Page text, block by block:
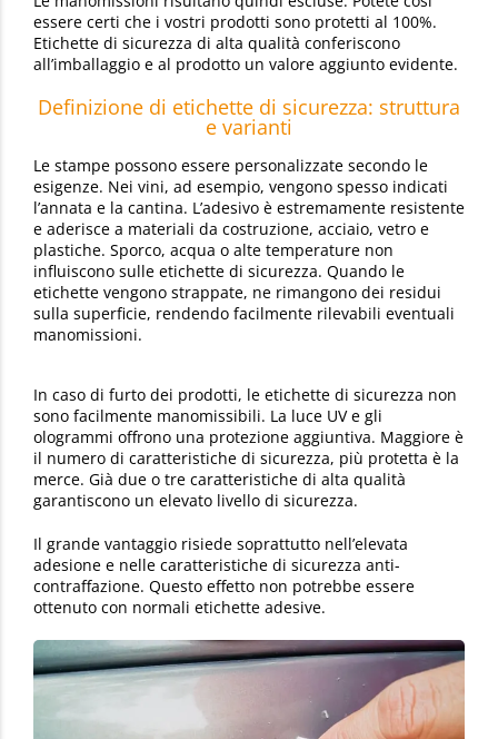
essere certi che i vostri prodotti sono protetti al 100%.
Etichette di sicurezza di alta qualità conferiscono
all’imballaggio e al prodotto un valore aggiunto evidente.
Definizione di etichette di sicurezza: struttura
e varianti
Le stampe possono essere personalizzate secondo le
esigenze. Nei vini, ad esempio, vengono spesso indicati
l’annata e la cantina. L’adesivo è estremamente resistente
e aderisce a materiali da costruzione, acciaio, vetro e
plastiche. Sporco, acqua o alte temperature non
influiscono sulle etichette di sicurezza. Quando le
etichette vengono strappate, ne rimangono dei residui
sulla superficie, rendendo facilmente rilevabili eventuali
manomissioni.
In caso di furto dei prodotti, le etichette di sicurezza non
sono facilmente manomissibili. La luce UV e gli
ologrammi offrono una protezione aggiuntiva. Maggiore è
il numero di caratteristiche di sicurezza, più protetta è la
merce. Già due o tre caratteristiche di alta qualità
garantiscono un elevato livello di sicurezza.
Il grande vantaggio risiede soprattutto nell’elevata
adesione e nelle caratteristiche di sicurezza anti-
contraffazione. Questo effetto non potrebbe essere
ottenuto con normali etichette adesive.